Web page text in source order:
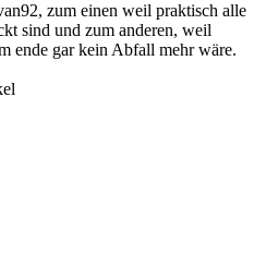
zum einen weil praktisch alle
sind und zum anderen, weil
ende gar kein Abfall mehr wäre.